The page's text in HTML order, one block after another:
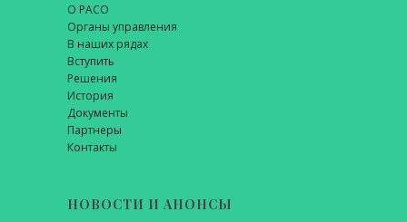
О РАСО
Органы управления
В наших рядах
Вступить
Решения
История
Документы
Партнеры
Контакты
НОВОСТИ И АНОНСЫ